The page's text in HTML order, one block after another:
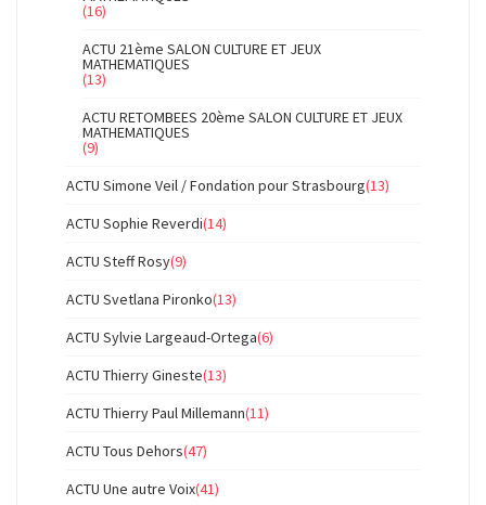
(16)
ACTU 21ème SALON CULTURE ET JEUX
MATHEMATIQUES
(13)
ACTU RETOMBEES 20ème SALON CULTURE ET JEUX
MATHEMATIQUES
(9)
ACTU Simone Veil / Fondation pour Strasbourg(13)
ACTU Sophie Reverdi(14)
ACTU Steff Rosy(9)
ACTU Svetlana Pironko(13)
ACTU Sylvie Largeaud-Ortega(6)
ACTU Thierry Gineste(13)
ACTU Thierry Paul Millemann(11)
ACTU Tous Dehors(47)
ACTU Une autre Voix(41)